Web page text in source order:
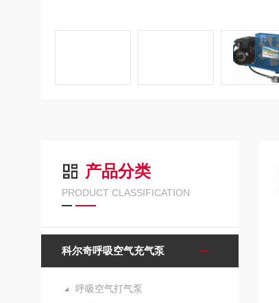
产品分类
PRODUCT CLASSIFICATION
科尔奇呼吸空气充气泵
呼吸空气打气泵